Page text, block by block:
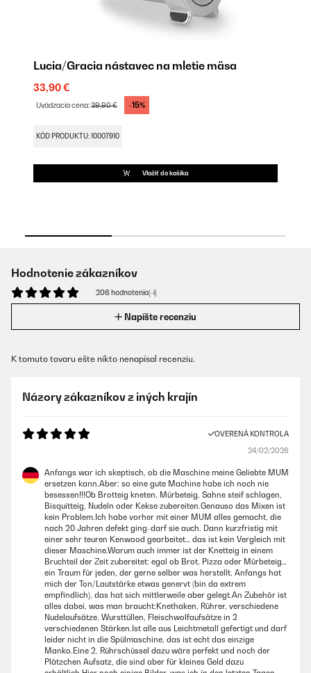
Lucia/Gracia nástavec na mletie mäsa
33,90 €
Uvádzacia cena:39,90 € -15%
KÓD PRODUKTU: 10007910
Vložiť do košíka
Hodnotenie zákazníkov
206 hodnotenia(-í)
Napíšte recenziu
K tomuto tovaru ešte nikto nenapísal recenziu.
Názory zákazníkov z iných krajín
OVERENÁ KONTROLA
24/02/2026
Anfangs war ich skeptisch, ob die Maschine meine Geliebte MUM
ersetzen kann.Aber: so eine gute Machine habe ich noch nie
besessen!!!Ob Brotteig kneten, Mürbeteig, Sahne steif schlagen,
Bisquitteig, Nudeln oder Kekse zubereiten.Genauso das Mixen ist
kein Problem.Ich habe vorher mit einer MUM alles gemacht, die
nach 20 Jahren defekt ging-darf sie auch. Dann kurzfristig mit
einer sehr teuren Kenwood gearbeitet… das ist kein Vergleich mit
dieser Maschine.Warum auch immer ist der Knetteig in einem
Bruchteil der Zeit zubereitet: egal ob Brot, Pizza oder Mürbeteig…
ein Traum für jeden, der gerne selber was herstellt. Anfangs hat
mich der Ton/Lautstärke etwas genervt (bin da extrem
empfindlich), das hat sich mittlerweile aber gelegt.An Zubehör ist
alles dabei, was man braucht:Knethaken, Rührer, verschiedene
Nudelaufsätze, Wursttüllen, Fleischwolfaufsätze in 2
verschiedenen Stärken.Ist alle aus Leichtmetall gefertigt und darf
leider nicht in die Spülmaschine, das ist echt das einzige
Manko.Eine 2. Rührschüssel dazu wäre perfekt und noch der
Plätzchen Aufsatz, die sind aber für kleines Geld dazu